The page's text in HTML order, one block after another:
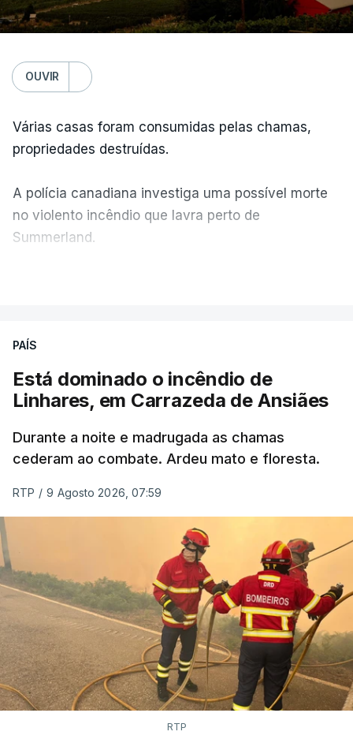
OUVIR
Várias casas foram consumidas pelas chamas,
propriedades destruídas.
A polícia canadiana investiga uma possível morte
no violento incêndio que lavra perto de
Summerland.
ERRO100
ERROR ON HTML5 MEDIA ELEMENT
ESTE CONTEÚDO ESTÁ NESTE
MOMENTO INDISPONÍVEL
As autoridades canadianas estimam que vai levar
dias ou semanas para controlar o fogo. Mais de
dois mil operacionais estão no terreno no combate
às chamas.
PAÍS
Está dominado o incêndio de
Linhares, em Carrazeda de Ansiães
Durante a noite e madrugada as chamas
cederam ao combate. Ardeu mato e floresta.
RTP / 9 Agosto 2026, 07:59
RTP